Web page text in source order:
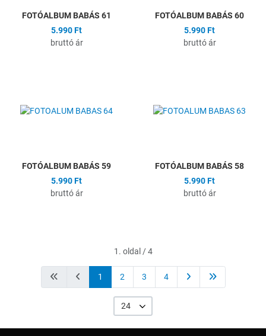
FOTÓALBUM BABÁS 61
5.990 Ft
bruttó ár
FOTÓALBUM BABÁS 60
5.990 Ft
bruttó ár
Összehasonlítás
FOTÓALBUM BABÁS 59
5.990 Ft
bruttó ár
FOTÓALBUM BABÁS 58
5.990 Ft
bruttó ár
1. oldal / 4
1 2 3 4
24